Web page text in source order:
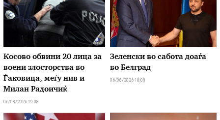
Косово обвини 20 лица за
воени злосторства во
Ѓаковица, меѓу нив и
Милан Радоичиќ
06/08/2026 19:08
Зеленски во сабота доаѓа
во Белград
06/08/2026 18:08